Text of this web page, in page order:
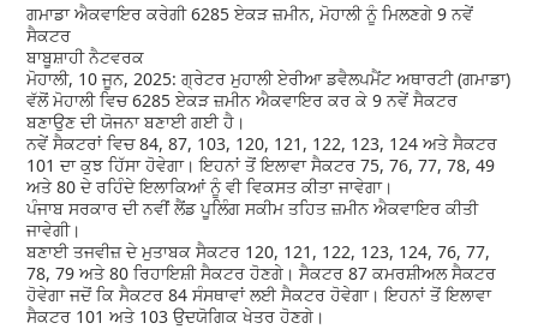
ਗਮਾਡਾ ਐਕਵਾਇਰ ਕਰੇਗੀ 6285 ਏਕੜ ਜ਼ਮੀਨ, ਮੋਹਾਲੀ ਨੂੰ ਮਿਲਣਗੇ 9 ਨਵੇਂ
ਸੈਕਟਰ
ਬਾਬੂਸ਼ਾਹੀ ਨੈਟਵਰਕ
ਮੋਹਾਲੀ, 10 ਜੂਨ, 2025: ਗ੍ਰੇਟਰ ਮੁਹਾਲੀ ਏਰੀਆ ਡਵੈਲਪਮੈਂਟ ਅਥਾਰਟੀ (ਗਮਾਡਾ)
ਵੱਲੋਂ ਮੋਹਾਲੀ ਵਿਚ 6285 ਏਕੜ ਜ਼ਮੀਨ ਐਕਵਾਇਰ ਕਰ ਕੇ 9 ਨਵੇਂ ਸੈਕਟਰ
ਬਣਾਉਣ ਦੀ ਯੋਜਨਾ ਬਣਾਈ ਗਈ ਹੈ।
ਨਵੇਂ ਸੈਕਟਰਾਂ ਵਿਚ 84, 87, 103, 120, 121, 122, 123, 124 ਅਤੇ ਸੈਕਟਰ
101 ਦਾ ਕੁਝ ਹਿੱਸਾ ਹੋਵੇਗਾ। ਇਹਨਾਂ ਤੋਂ ਇਲਾਵਾ ਸੈਕਟਰ 75, 76, 77, 78, 49
ਅਤੇ 80 ਦੇ ਰਹਿੰਦੇ ਇਲਾਕਿਆਂ ਨੂੰ ਵੀ ਵਿਕਸਤ ਕੀਤਾ ਜਾਵੇਗਾ।
ਪੰਜਾਬ ਸਰਕਾਰ ਦੀ ਨਵੀਂ ਲੈਂਡ ਪੂਲਿੰਗ ਸਕੀਮ ਤਹਿਤ ਜ਼ਮੀਨ ਐਕਵਾਇਰ ਕੀਤੀ
ਜਾਵੇਗੀ।
ਬਣਾਈ ਤਜਵੀਜ਼ ਦੇ ਮੁਤਾਬਕ ਸੈਕਟਰ 120, 121, 122, 123, 124, 76, 77,
78, 79 ਅਤੇ 80 ਰਿਹਾਇਸ਼ੀ ਸੈਕਟਰ ਹੋਣਗੇ। ਸੈਕਟਰ 87 ਕਮਰਸ਼ੀਅਲ ਸੈਕਟਰ
ਹੋਵੇਗਾ ਜਦੋਂ ਕਿ ਸੈਕਟਰ 84 ਸੰਸਥਾਵਾਂ ਲਈ ਸੈਕਟਰ ਹੋਵੇਗਾ। ਇਹਨਾਂ ਤੋਂ ਇਲਾਵਾ
ਸੈਕਟਰ 101 ਅਤੇ 103 ਉਦਯੋਗਿਕ ਖੇਤਰ ਹੋਣਗੇ।